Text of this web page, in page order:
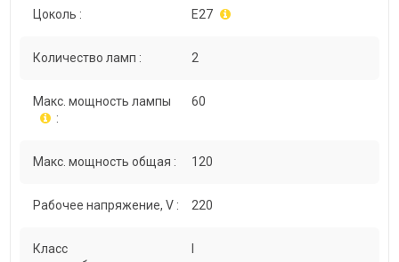
Цоколь : E27
Количество ламп : 2
Макс. мощность лампы
:
60
Макс. мощность общая : 120
Рабочее напряжение, V : 220
Класс